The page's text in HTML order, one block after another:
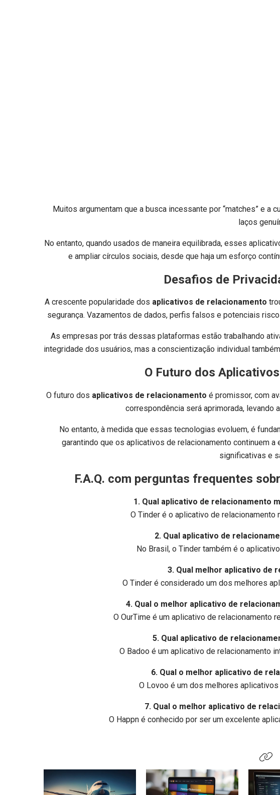
Muitos argumentam que a busca incessante por “matches” e a
laços
No entanto, quando usados de maneira equilibrada, esses
e ampliar círculos sociais, desde que haja um esforço
Desafios de
A crescente popularidade dos aplicativos de relacionamento
segurança. Vazamentos de dados, perfis falsos e potenciais
As empresas por trás dessas plataformas estão trabalhando
integridade dos usuários, mas a conscientização individual
O Futuro dos
O futuro dos aplicativos de relacionamento é promissor, com
correspondência será aprimorada, levando
No entanto, à medida que essas tecnologias evoluem, é
garantindo que os aplicativos de relacionamento continuem
significativas e
F.A.Q. com perguntas frequentes
1. Qual aplicativo de relacionamento
O Tinder é o aplicativo de
2. Qual aplicativo de
No Brasil, o Tinder também é o
3. Qual melhor aplicativo de
O Tinder é considerado um dos melhores
4. Qual o melhor aplicativo de
O OurTime é um aplicativo de relacionamento
5. Qual aplicativo de
O Badoo é um aplicativo de relacionamento
6. Qual o melhor aplicativo de
O Lovoo é um dos melhores aplicativos
7. Qual o melhor aplicativo de
O Happn é conhecido por ser um excelente